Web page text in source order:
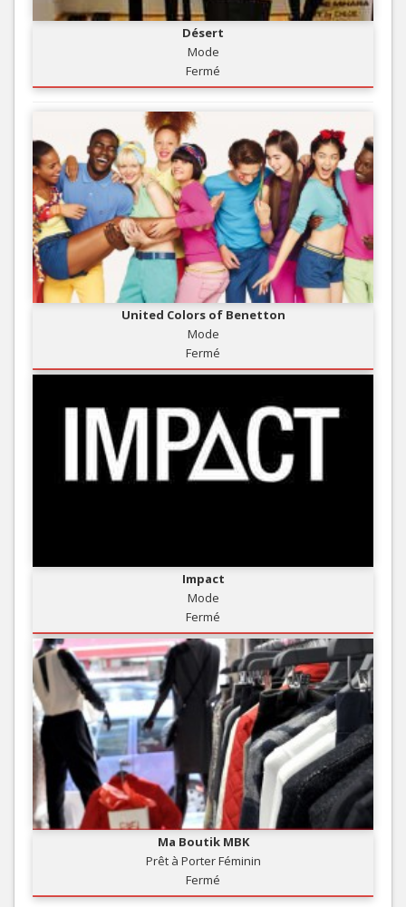
Désert
Mode
Fermé
United Colors of Benetton
Mode
Fermé
Impact
Mode
Fermé
Ma Boutik MBK
Prêt à Porter Féminin
Fermé